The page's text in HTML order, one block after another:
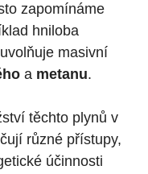
zapomínáme
hniloba
masivní
a metanu.
těchto plynů v
různé přístupy,
účinnosti